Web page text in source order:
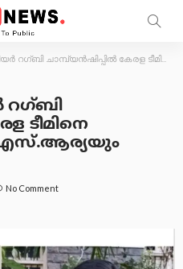
കേരള ടീമിനെ അബ്ദുൾ ഹലീമും എസ്.ആര്യയും നയിക്കും.
റഗ്ബി
ടീമിനെ
No Comment